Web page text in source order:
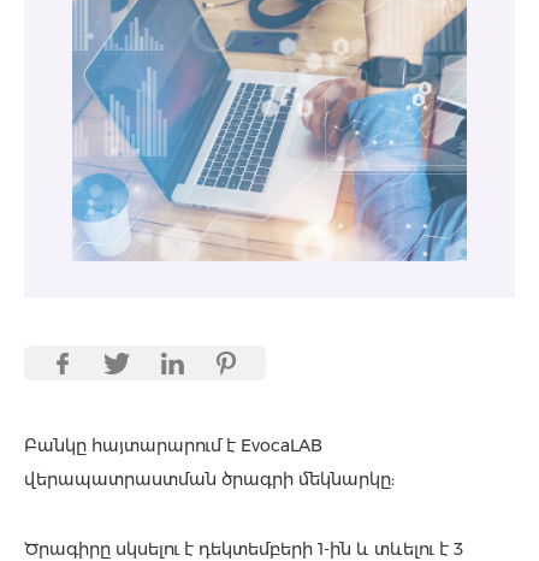
Բանկը հայտարարում է EvocaLAB
վերապատրաստման ծրագրի մեկնարկը:
Ծրագիրը սկսելու է դեկտեմբերի 1-ին և տևելու է 3